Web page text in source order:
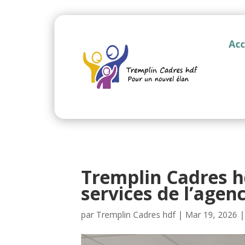
Tremplin Cadres
services de
par Tremplin Cadres hdf| Mar 19, 2026 |